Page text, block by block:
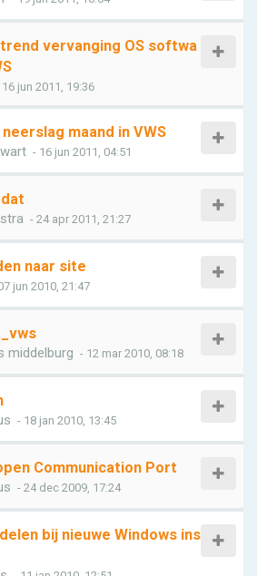
vervanging OS softwa
16 jun 2011, 19:36
maand in VWS
- 16 jun 2011, 04:51
- 24 apr 2011, 21:27
naar site
jun 2010, 21:47
middelburg - 12 mar 2010, 08:18
- 18 jan 2010, 13:45
Communication Port
- 24 dec 2009, 17:24
bij nieuwe Windows ins